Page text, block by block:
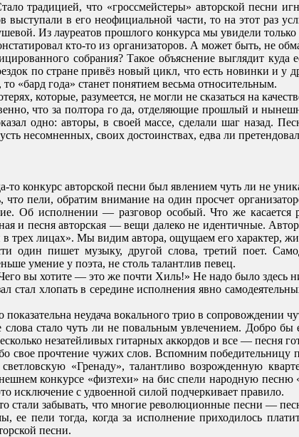
традицией,что «гроссмейстеры» авторской песни
выступали в его неофициальной части, то на этот раз
Из лауреатов прошлого конкурса мы увидели
кто-то из организаторов. А может быть, не
собрания? Такое объяснение выглядит куда
по стране привёз новый цикл, что есть новинки и у
«бард года» станет понятием весьма относительным.
которые, разумеется, не могли не сказаться на
что за полтора го да, отделяющие прошлый и
одно: авторы, в своей массе, сделали шаг назад.
несомненных, своих достоинствах, едва ли
то конкурс авторской песни был явлением чуть ли не
чтопели, обратим внимание на один просчет
.Об исполнении — разговор особый.Что же касается
и песня авторская — вещи далеко не идентичные.
в трех лицах». Мы видим автора, ощущаем его характер,
один пишет музыку, другой слова, третий поет.
умение у поэта, не столь талантлив певец.
вы хотите — это же почти Хиль!» Не надо было здесь
стал хлопать в середине исполнения явно
неудача вокального трио в сопровождении
стало чуть ли не повальным увлечением. Добро бы
незатейливых гитарных аккордов и все — песня
свое прочтение чужих слов. Вспомним
«Гренаду», талантливо возрожденную
конкурсе «физтехи» на бис спели народную песню
исключение с удвоенной силой подчеркивает правило.
стали забывать, что многие революционные песни —
ее пели тогда, когда за исполнение приходилось
песни.